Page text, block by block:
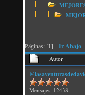
Páginas: [1] Ir Abajo
Autor
Mensajes: 12438